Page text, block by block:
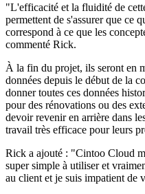
"L'efficacité et la fluidité de
permettent de s'assurer que ce
correspond à ce que les
commenté Rick.
À la fin du projet, ils seront en
données depuis le début de la
donner toutes ces données
pour des rénovations ou des
devoir revenir en arrière dans
travail très efficace pour leurs
Rick a ajouté : "Cintoo Cloud
super simple à utiliser et
au client et je suis impatient